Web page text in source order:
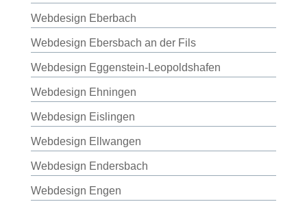
Webdesign Eberbach
Webdesign Ebersbach an der Fils
Webdesign Eggenstein-Leopoldshafen
Webdesign Ehningen
Webdesign Eislingen
Webdesign Ellwangen
Webdesign Endersbach
Webdesign Engen